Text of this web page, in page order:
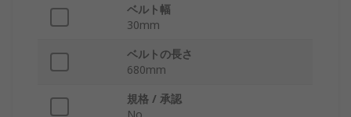
ベルト幅
30mm
ベルトの長さ
680mm
規格 / 承認